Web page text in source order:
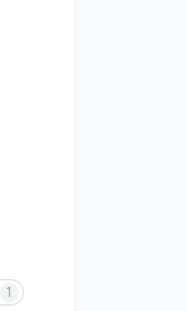
1